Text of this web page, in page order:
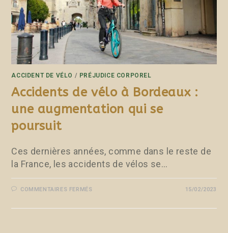
ACCIDENT DE VÉLO / PRÉJUDICE CORPOREL
Accidents de vélo à Bordeaux :
une augmentation qui se
poursuit
Ces dernières années, comme dans le reste de
la France, les accidents de vélos se…
COMMENTAIRES FERMÉS 15/02/2023